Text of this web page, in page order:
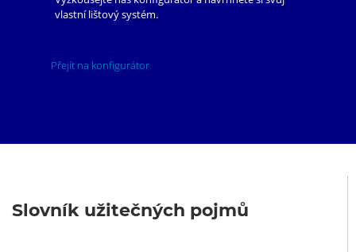
vlastní lištový systém.
Přejít na konfigurátor
Slovník užitečných pojmů